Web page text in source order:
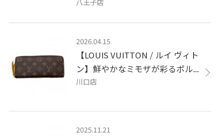
2026.04.15
【LOUIS VUITTON / ルイ ヴィト
ン】鮮やかなミモザが彩るポル...
川口店
2025.11.21